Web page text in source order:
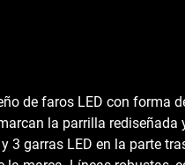
de faros LED con forma
la parrilla rediseñada
3 garras LED en la parte